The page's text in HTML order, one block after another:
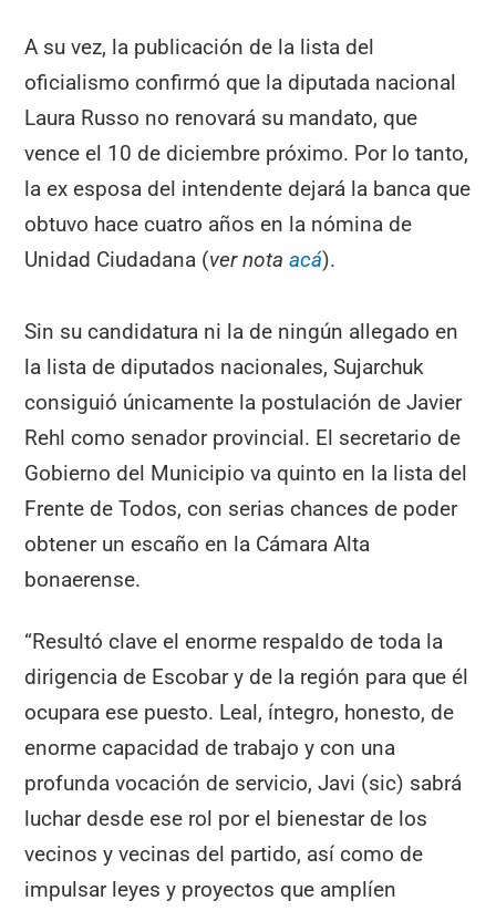
A su vez, la publicación de la lista del
oficialismo confirmó que la diputada nacional
Laura Russo no renovará su mandato, que
vence el 10 de diciembre próximo. Por lo tanto,
la ex esposa del intendente dejará la banca que
obtuvo hace cuatro años en la nómina de
Unidad Ciudadana (ver notaacá).
Sin su candidatura ni la de ningún allegado en
la lista de diputados nacionales, Sujarchuk
consiguió únicamente la postulación de Javier
Rehl como senador provincial. El secretario de
Gobierno del Municipio va quinto en la lista del
Frente de Todos, con serias chances de poder
obtener un escaño en la Cámara Alta
bonaerense.
“Resultó clave el enorme respaldo de toda la
dirigencia de Escobar y de la región para que él
ocupara ese puesto. Leal, íntegro, honesto, de
enorme capacidad de trabajo y con una
profunda vocación de servicio, Javi (sic) sabrá
luchar desde ese rol por el bienestar de los
vecinos y vecinas del partido, así como de
impulsar leyes y proyectos que amplíen